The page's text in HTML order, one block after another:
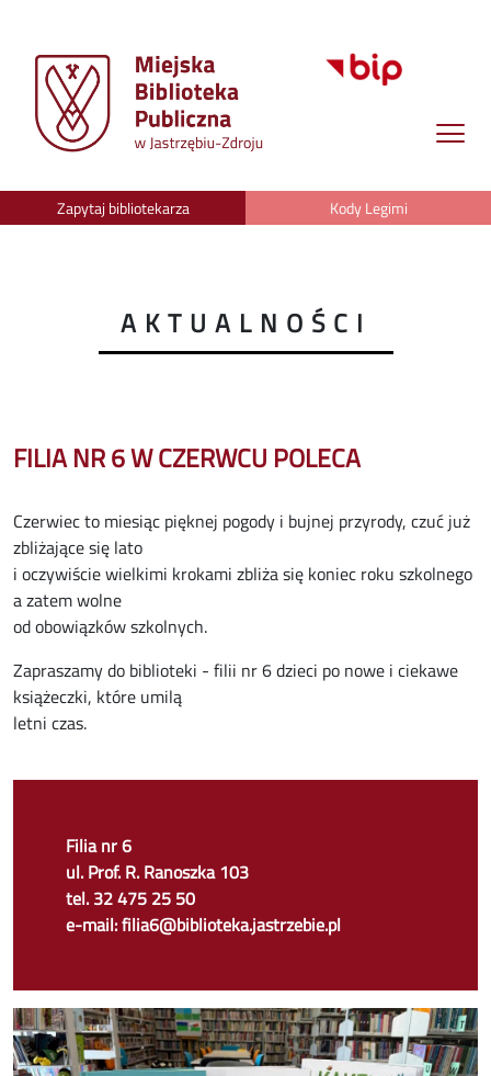
Zapytaj bibliotekarza Kody Legimi
AKTUALNOŚCI
FILIA NR 6 W CZERWCU POLECA
Czerwiec to miesiąc pięknej pogody i bujnej przyrody, czuć już
zbliżające się lato
i oczywiście wielkimi krokami zbliża się koniec roku szkolnego
a zatem wolne
od obowiązków szkolnych.
Zapraszamy do biblioteki - filii nr 6 dzieci po nowe i ciekawe
książeczki, które umilą
letni czas.
Filia nr 6
ul. Prof. R. Ranoszka 103
tel. 32 475 25 50
e-mail: filia6@biblioteka.jastrzebie.pl